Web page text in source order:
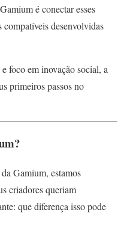
é conectar esses
desenvolvidas
foco em inovação social, a
primeiros passos no
Gamium, estamos
criadores queriam
que diferença isso pode